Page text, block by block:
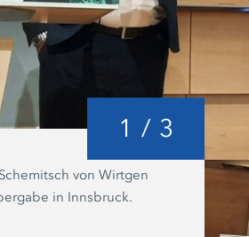
1 / 3
von Wirtgen
in Innsbruck.